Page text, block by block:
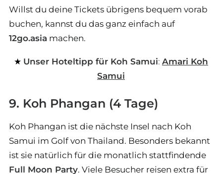
Willst du deine Tickets übrigens bequem vorab
buchen, kannst du das ganz einfach auf
12go.asia machen.
Unser Hoteltipp für Koh Samui: Amari Koh
Samui
9. Koh Phangan (4 Tage)
Koh Phangan ist die nächste Insel nach Koh
Samui im Golf von Thailand. Besonders bekannt
ist sie natürlich für die monatlich stattfindende
Full Moon Party. Viele Besucher reisen extra für